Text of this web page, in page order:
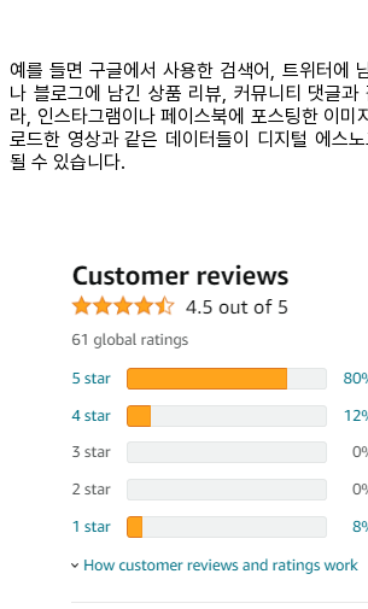
예를 들면 구글에서 사용한 검색어, 트위터에
나 블로그에 남긴 상품 리뷰, 커뮤니티 댓글과
라, 인스타그램이나 페이스북에 포스팅한 이미
로드한 영상과 같은 데이터들이 디지털 에스
될 수 있습니다.